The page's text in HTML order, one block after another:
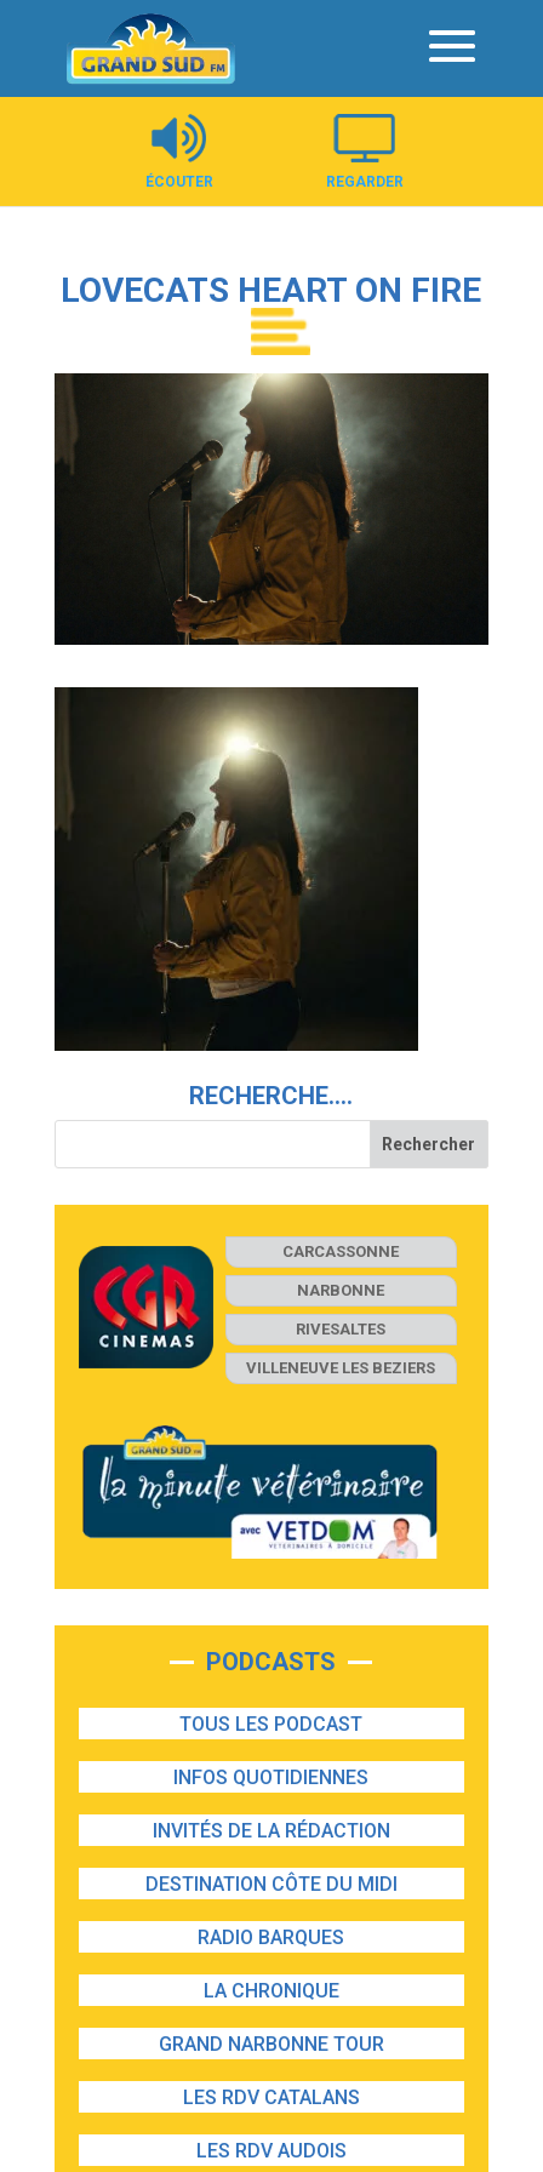
Panneau de gestion des cookies
ÉCOUTER REGARDER
LOVECATS HEART ON FIRE
RECHERCHE….
CARCASSONNE
NARBONNE
RIVESALTES
VILLENEUVE LES BEZIERS
PODCASTS
TOUS LES PODCAST
INFOS QUOTIDIENNES
INVITÉS DE LA RÉDACTION
DESTINATION CÔTE DU MIDI
RADIO BARQUES
LA CHRONIQUE
GRAND NARBONNE TOUR
LES RDV CATALANS
LES RDV AUDOIS